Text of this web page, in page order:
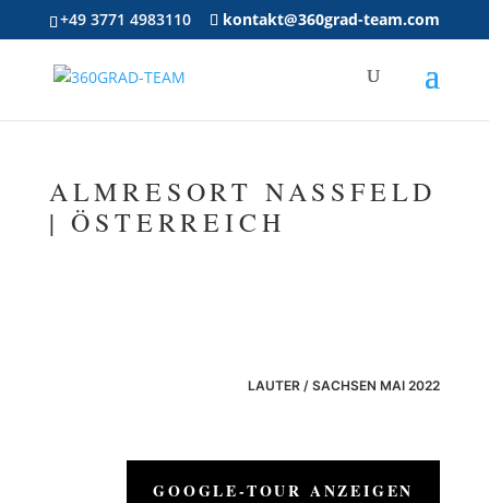
+49 3771 4983110 kontakt@360grad-team.com
ALMRESORT NASSFELD
| ÖSTERREICH
LAUTER / SACHSEN MAI 2022
GOOGLE-TOUR ANZEIGEN